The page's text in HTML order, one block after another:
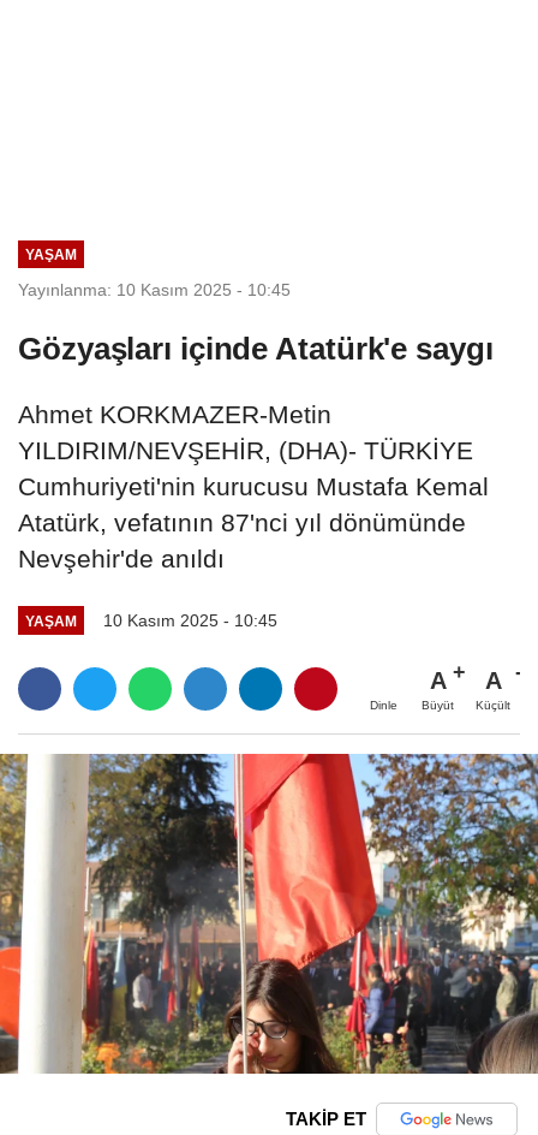
YAŞAM
Yayınlanma: 10 Kasım 2025 - 10:45
Gözyaşları içinde Atatürk'e saygı
Ahmet KORKMAZER-Metin
YILDIRIM/NEVŞEHİR, (DHA)- TÜRKİYE
Cumhuriyeti'nin kurucusu Mustafa Kemal
Atatürk, vefatının 87'nci yıl dönümünde
Nevşehir'de anıldı
YAŞAM 10 Kasım 2025 - 10:45
Dinle
A
Büyüt
A
Küçült
TAKİP ET